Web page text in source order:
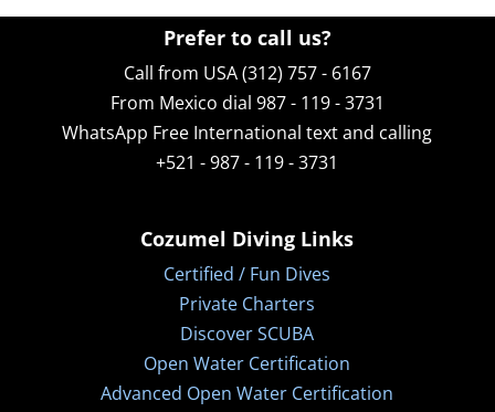
Prefer to call us?
Call from USA (312) 757 - 6167
From Mexico dial 987 - 119 - 3731
WhatsApp Free International text and calling
+521 - 987 - 119 - 3731
Cozumel Diving Links
Certified / Fun Dives
Private Charters
Discover SCUBA
Open Water Certification
Advanced Open Water Certification